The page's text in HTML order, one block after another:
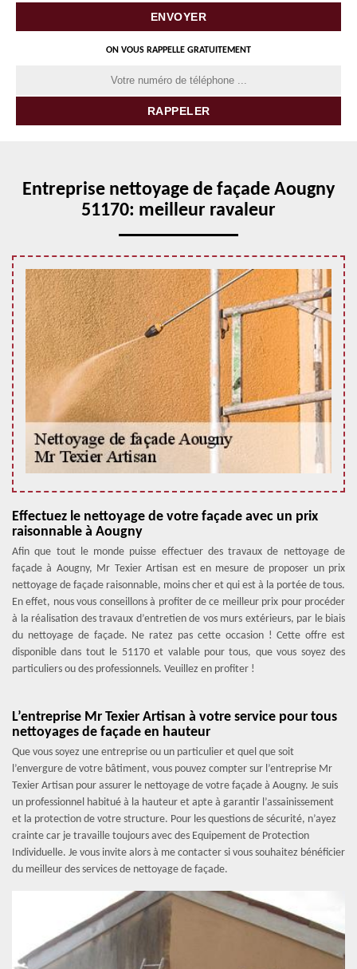
ON VOUS RAPPELLE GRATUITEMENT
Entreprise nettoyage de façade Aougny
51170: meilleur ravaleur
Effectuez le nettoyage de votre façade avec un prix
raisonnable à Aougny
Afin que tout le monde puisse effectuer des travaux de nettoyage de
façade à Aougny, Mr Texier Artisan est en mesure de proposer un prix
nettoyage de façade raisonnable, moins cher et qui est à la portée de tous.
En effet, nous vous conseillons à profiter de ce meilleur prix pour procéder
à la réalisation des travaux d’entretien de vos murs extérieurs, par le biais
du nettoyage de façade. Ne ratez pas cette occasion ! Cette offre est
disponible dans tout le 51170 et valable pour tous, que vous soyez des
particuliers ou des professionnels. Veuillez en profiter !
L’entreprise Mr Texier Artisan à votre service pour tous
nettoyages de façade en hauteur
Que vous soyez une entreprise ou un particulier et quel que soit
l’envergure de votre bâtiment, vous pouvez compter sur l’entreprise Mr
Texier Artisan pour assurer le nettoyage de votre façade à Aougny. Je suis
un professionnel habitué à la hauteur et apte à garantir l’assainissement
et la protection de votre structure. Pour les questions de sécurité, n’ayez
crainte car je travaille toujours avec des Equipement de Protection
Individuelle. Je vous invite alors à me contacter si vous souhaitez bénéficier
du meilleur des services de nettoyage de façade.